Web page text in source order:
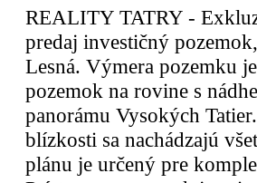
REALITY TATRY -
predaj investičný
Lesná. Výmera pozemku
pozemok na rovine s
panorámu Vysokých
blízkosti sa nachádzajú
plánu je určený pre